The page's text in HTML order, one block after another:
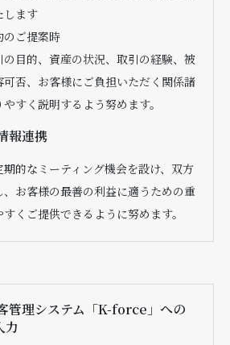
します
のご提案時
目的、資産の状況、取引の経験、被
可否、お客様にご負担いただく関係諸
すく説明するよう努めます。
報連携
的なミーティング機会を設け、双方
お客様の最善の利益に適うための重
くご提供できるように努めます。
管理システム「K-force」への
力